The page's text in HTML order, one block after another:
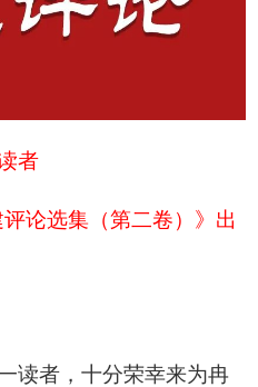
者
论选集（第二卷）》出
读者，十分荣幸来为冉